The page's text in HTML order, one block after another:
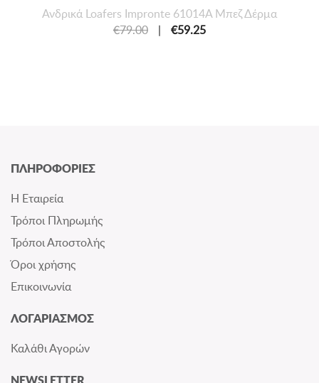
Ανδρικά Loafers Impronte 61014A Μπεζ Δέρμα
€79.00
| €59.25
ΠΛΗΡΟΦΟΡΙΕΣ
Η Εταιρεία
Τρόποι Πληρωμής
Τρόποι Αποστολής
Όροι χρήσης
Επικοινωνία
ΛΟΓΑΡΙΑΣΜΟΣ
Καλάθι Αγορών